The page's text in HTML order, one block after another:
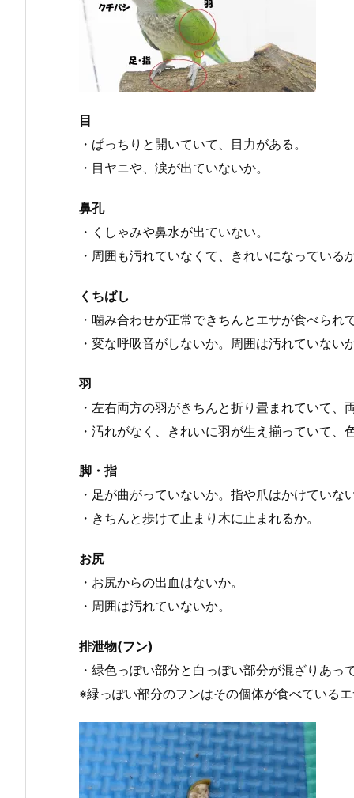
目
・ぱっちりと開いていて、目力がある。
・目ヤニや、 涙が出ていないか。
鼻孔
・くしゃみや鼻水が出ていない。
・周囲も汚れていなくて、 きれいになっている
くちばし
・噛み合わせが正常できちんとエサが食べられ
・ 変な呼吸音がしないか。周囲は汚れていないか
羽
・左右両方の羽がきちんと折り畳まれていて、
・汚れがなく、 きれいに羽が生え揃っていて、
脚・指
・足が曲がっていないか。指や爪はかけていない
・きちんと歩けて止まり木に止まれるか。
お尻
・お尻からの出血はないか。
・周囲は汚れていないか。
排泄物(フン)
・緑色っぽい部分と白っぽい部分が混ざりあっ
※緑っぽい部分のフンはその個体が食べている